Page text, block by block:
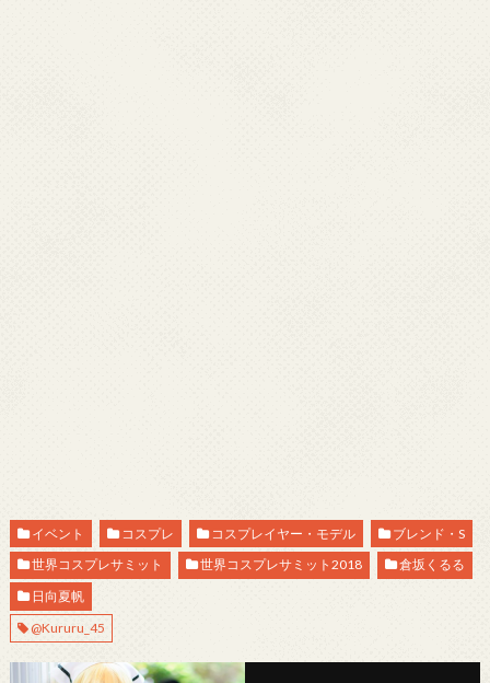
イベント コスプレ コスプレイヤー・モデル
ブレンド・S
世界コスプレサミット
世界コスプレサミット2018
倉坂くるる
日向夏帆
@Kururu_45